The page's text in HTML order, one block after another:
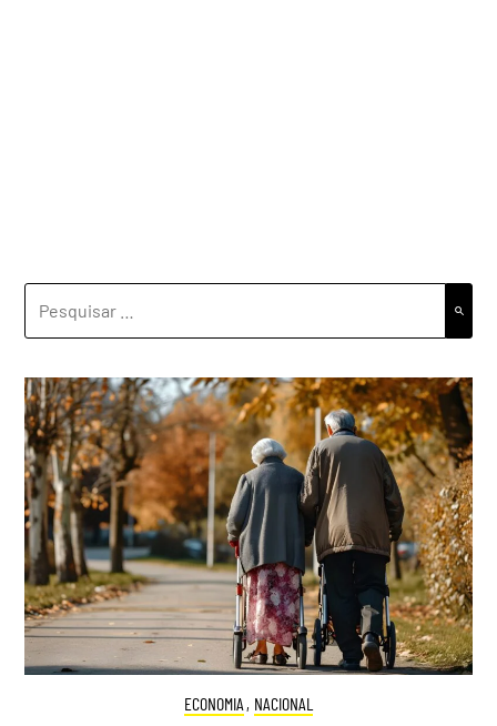
POR:
ECONOMIA , NACIONAL